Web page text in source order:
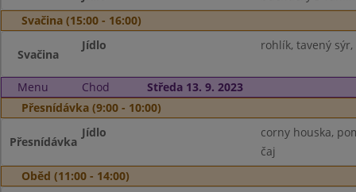
Svačina (15:00 - 16:00)
Svačina
Jídlo rohlík, tavený
Menu Chod
Středa 13. 9. 2023
Přesnídávka (9:00 - 10:00)
Přesnídávka
Jídlo
corny houska,
čaj
Oběd (11:00 - 14:00)